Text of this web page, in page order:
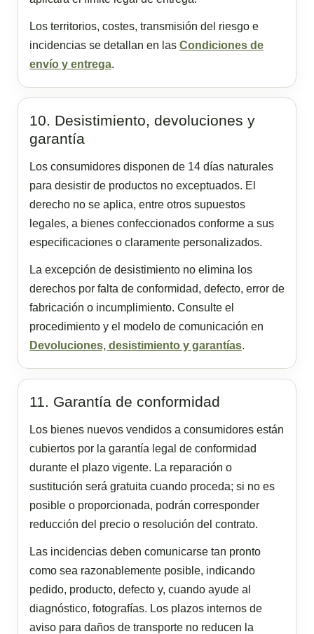
Los territorios, costes, transmisión del riesgo e
incidencias se detallan en las Condiciones de
envío y entrega.
10. Desistimiento, devoluciones y
garantía
Los consumidores disponen de 14 días naturales
para desistir de productos no exceptuados. El
derecho no se aplica, entre otros supuestos
legales, a bienes confeccionados conforme a sus
especificaciones o claramente personalizados.
La excepción de desistimiento no elimina los
derechos por falta de conformidad, defecto, error de
fabricación o incumplimiento. Consulte el
procedimiento y el modelo de comunicación en
Devoluciones, desistimiento y garantías.
11. Garantía de conformidad
Los bienes nuevos vendidos a consumidores están
cubiertos por la garantía legal de conformidad
durante el plazo vigente. La reparación o
sustitución será gratuita cuando proceda; si no es
posible o proporcionada, podrán corresponder
reducción del precio o resolución del contrato.
Las incidencias deben comunicarse tan pronto
como sea razonablemente posible, indicando
pedido, producto, defecto y, cuando ayude al
diagnóstico, fotografías. Los plazos internos de
aviso para daños de transporte no reducen la